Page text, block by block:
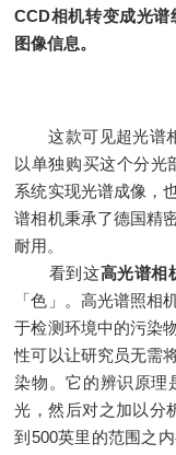
CCD相机转变成光
图像信息。
这款可见超光谱相
以单独购买这个分光
系统实现光谱成像，
谱相机秉承了德国精
耐用。
看到这高光谱相
「色」。高光谱照相
于检测环境中的污染
性可以让研究员无需
染物。它的辨识原理
光，然后对之加以分
到500英里的范围之